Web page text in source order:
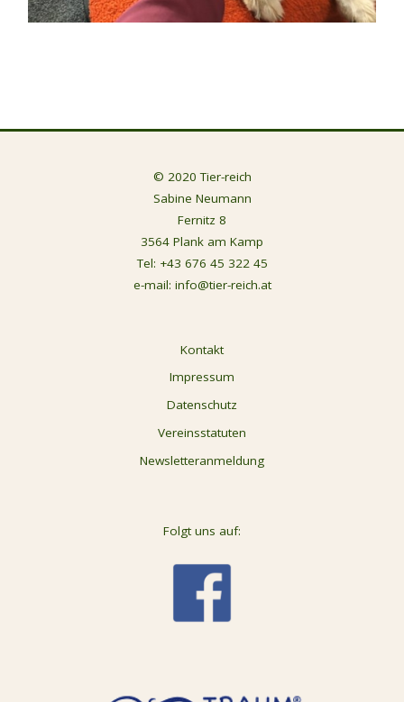
© 2020 Tier-reich
Sabine Neumann
Fernitz 8
3564 Plank am Kamp
Tel: +43 676 45 322 45
e-mail: info@tier-reich.at
Kontakt
Impressum
Datenschutz
Vereinsstatuten
Newsletteranmeldung
Folgt uns auf: